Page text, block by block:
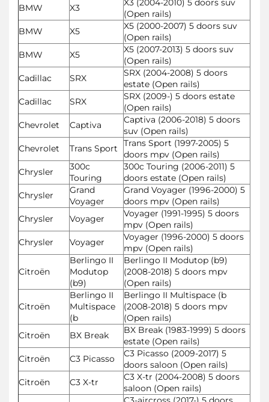
BMW
X3
X3 (2004-2010) 5 doors suv
(Open rails)
BMW
X5
X5 (2000-2007) 5 doors suv
(Open rails)
BMW
X5
X5 (2007-2013) 5 doors suv
(Open rails)
Cadillac
SRX
SRX (2004-2008) 5 doors
estate (Open rails)
Cadillac
SRX
SRX (2009-) 5 doors estate
(Open rails)
Chevrolet
Captiva
Captiva (2006-2018) 5 doors
suv (Open rails)
Chevrolet
Trans Sport
Trans Sport (1997-2005) 5
doors mpv (Open rails)
Chrysler
300c
Touring
300c Touring (2006-2011) 5
doors estate (Open rails)
Chrysler
Grand
Voyager
Grand Voyager (1996-2000) 5
doors mpv (Open rails)
Chrysler
Voyager
Voyager (1991-1995) 5 doors
mpv (Open rails)
Chrysler
Voyager
Voyager (1996-2000) 5 doors
mpv (Open rails)
Citroën
Berlingo II
Modutop
(b9)
Berlingo II Modutop (b9)
(2008-2018) 5 doors mpv
(Open rails)
Citroën
Berlingo II
Multispace
(b
Berlingo II Multispace (b
(2008-2018) 5 doors mpv
(Open rails)
Citroën
BX Break
BX Break (1983-1999) 5 doors
estate (Open rails)
Citroën
C3 Picasso
C3 Picasso (2009-2017) 5
doors saloon (Open rails)
Citroën
C3 X-tr
C3 X-tr (2004-2008) 5 doors
saloon (Open rails)